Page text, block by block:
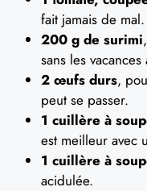
fait jamais de mal.
200 g de surimi
sans les
2 œufs durs,
peut se passer.
1 cuillère à
est meilleur avec
1 cuillère à
acidulée.